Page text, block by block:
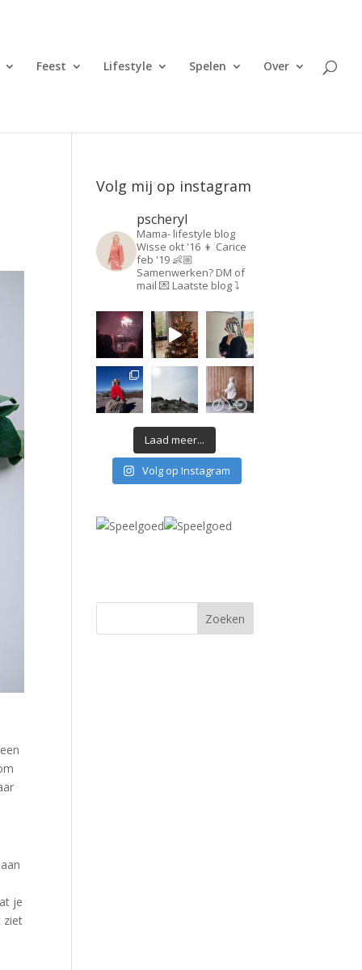
Feest Lifestyle Spelen Over
je
ziet
Volg mij op instagram
pscheryl
Mama- lifestyle blog
Wisse okt '16 👦 Carice
feb '19 👶🏼
Samenwerken? DM of
mail 💌 Laatste blog ⤵️
Laad meer...
Volg op Instagram